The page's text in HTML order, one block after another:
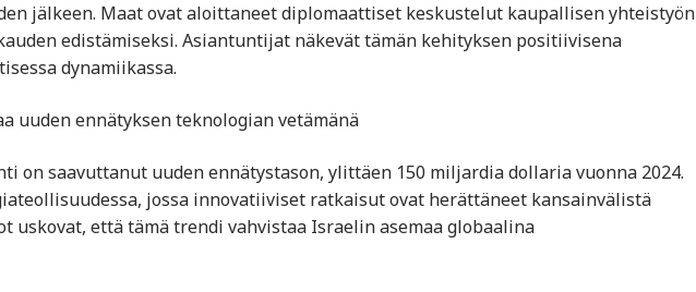
jälkeen. Maat ovat aloittaneet diplomaattiset keskustelut kaupallisen yhteistyön
edistämiseksi. Asiantuntijat näkevät tämän kehityksen positiivisena
dynamiikassa.
uuden ennätyksen teknologian vetämänä
on saavuttanut uuden ennätystason, ylittäen 150 miljardia dollaria vuonna 2024.
jossa innovatiiviset ratkaisut ovat herättäneet kansainvälistä
uskovat, että tämä trendi vahvistaa Israelin asemaa globaalina